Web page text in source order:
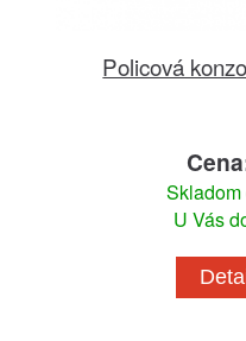
Policová
U Vás